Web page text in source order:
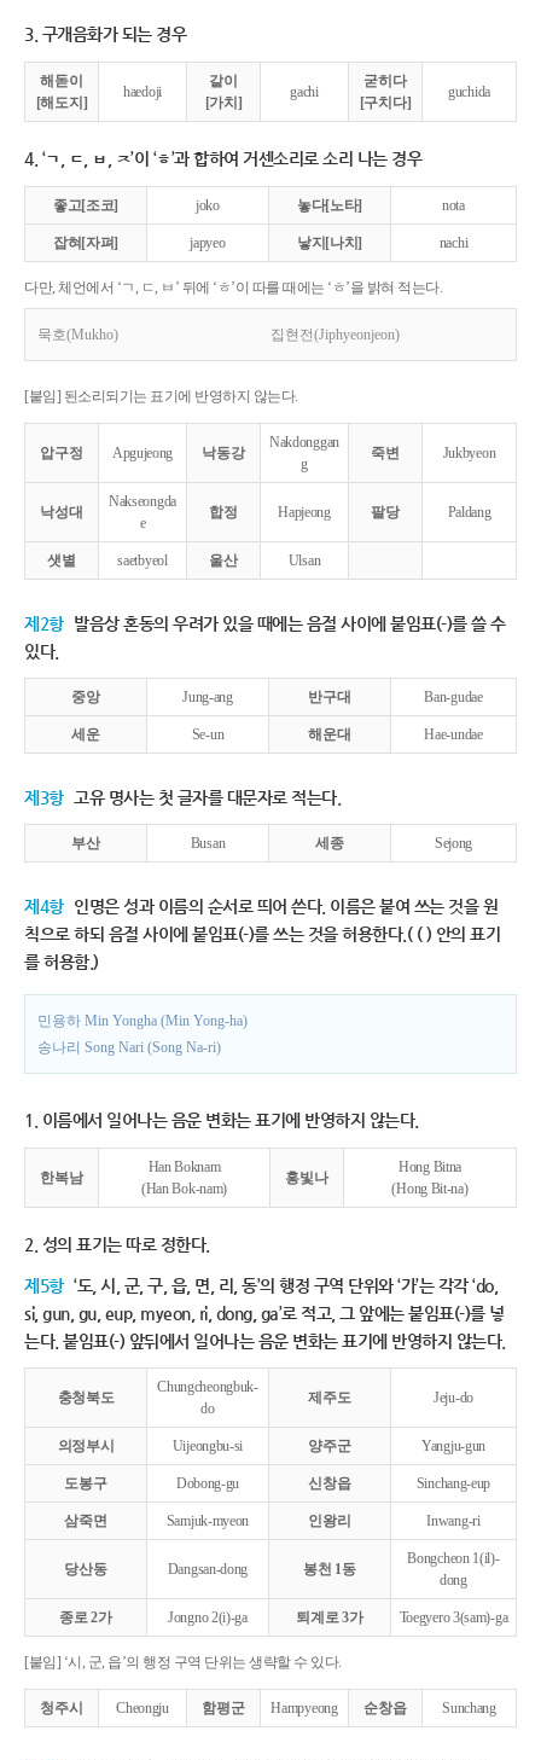
3. 구개음화가 되는 경우
해돋이
[해도지]
haedoji
같이
[가치]
gachi
굳히다
[구치다]
guchida
4. ‘ㄱ, ㄷ, ㅂ, ㅈ’이 ‘ㅎ’과 합하여 거센소리로 소리 나는 경우
좋고[조코] joko 놓다[노타] nota
잡혀[자펴] japyeo 낳지[나치] nachi
다만, 체언에서 ‘ㄱ, ㄷ, ㅂ’ 뒤에 ‘ㅎ’이 따를 때에는 ‘ㅎ’을 밝혀 적는다.
묵호(Mukho) 집현전(Jiphyeonjeon)
[붙임] 된소리되기는 표기에 반영하지 않는다.
압구정 Apgujeong 낙동강
Nakdonggan
g
죽변 Jukbyeon
낙성대
Nakseongda
e
합정 Hapjeong 팔당 Paldang
샛별 saetbyeol 울산 Ulsan
제2항 발음상 혼동의 우려가 있을 때에는 음절 사이에 붙임표(-)를 쓸 수
있다.
중앙 Jung-ang 반구대 Ban-gudae
세운 Se-un 해운대 Hae-undae
제3항 고유 명사는 첫 글자를 대문자로 적는다.
부산 Busan 세종 Sejong
제4항 인명은 성과 이름의 순서로 띄어 쓴다. 이름은 붙여 쓰는 것을 원
칙으로 하되 음절 사이에 붙임표(-)를 쓰는 것을 허용한다.( ( ) 안의 표기
를 허용함.)
민용하 Min Yongha (Min Yong-ha)
송나리 Song Nari (Song Na-ri)
1. 이름에서 일어나는 음운 변화는 표기에 반영하지 않는다.
한복남
Han Boknam
(Han Bok-nam)
홍빛나
Hong Bitna
(Hong Bit-na)
2. 성의 표기는 따로 정한다.
제5항 ‘도, 시, 군, 구, 읍, 면, 리, 동’의 행정 구역 단위와 ‘가’는 각각 ‘do,
si, gun, gu, eup, myeon, ri, dong, ga’로 적고, 그 앞에는 붙임표(-)를 넣
는다. 붙임표(-) 앞뒤에서 일어나는 음운 변화는 표기에 반영하지 않는다.
충청북도
Chungcheongbuk-
do
제주도 Jeju-do
의정부시 Uijeongbu-si 양주군 Yangju-gun
도봉구 Dobong-gu 신창읍 Sinchang-eup
삼죽면 Samjuk-myeon 인왕리 Inwang-ri
당산동 Dangsan-dong 봉천 1동
Bongcheon 1(il)-
dong
종로 2가 Jongno 2(i)-ga 퇴계로 3가 Toegyero 3(sam)-ga
[붙임] ‘시, 군, 읍’의 행정 구역 단위는 생략할 수 있다.
청주시 Cheongju 함평군 Hampyeong 순창읍 Sunchang